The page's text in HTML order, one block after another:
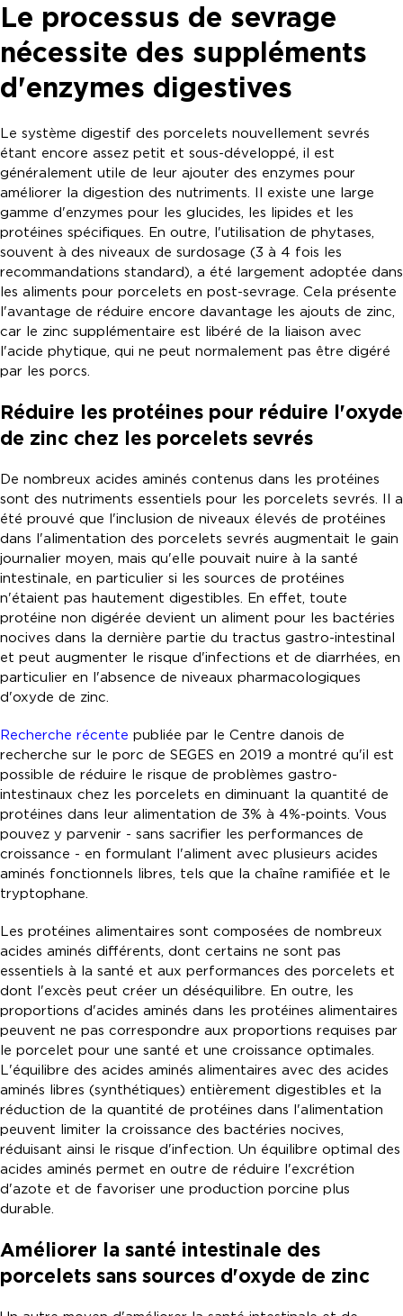
Le processus de sevrage
nécessite des suppléments
d'enzymes digestives
Le système digestif des porcelets nouvellement sevrés
étant encore assez petit et sous-développé, il est
généralement utile de leur ajouter des enzymes pour
améliorer la digestion des nutriments. Il existe une large
gamme d'enzymes pour les glucides, les lipides et les
protéines spécifiques. En outre, l'utilisation de phytases,
souvent à des niveaux de surdosage (3 à 4 fois les
recommandations standard), a été largement adoptée dans
les aliments pour porcelets en post-sevrage. Cela présente
l'avantage de réduire encore davantage les ajouts de zinc,
car le zinc supplémentaire est libéré de la liaison avec
l'acide phytique, qui ne peut normalement pas être digéré
par les porcs.
Réduire les protéines pour réduire l'oxyde
de zinc chez les porcelets sevrés
De nombreux acides aminés contenus dans les protéines
sont des nutriments essentiels pour les porcelets sevrés. Il a
été prouvé que l'inclusion de niveaux élevés de protéines
dans l'alimentation des porcelets sevrés augmentait le gain
journalier moyen, mais qu'elle pouvait nuire à la santé
intestinale, en particulier si les sources de protéines
n'étaient pas hautement digestibles. En effet, toute
protéine non digérée devient un aliment pour les bactéries
nocives dans la dernière partie du tractus gastro-intestinal
et peut augmenter le risque d'infections et de diarrhées, en
particulier en l'absence de niveaux pharmacologiques
d'oxyde de zinc.
Recherche récente publiée par le Centre danois de
recherche sur le porc de SEGES en 2019 a montré qu'il est
possible de réduire le risque de problèmes gastro-
intestinaux chez les porcelets en diminuant la quantité de
protéines dans leur alimentation de 3% à 4%-points. Vous
pouvez y parvenir - sans sacrifier les performances de
croissance - en formulant l'aliment avec plusieurs acides
aminés fonctionnels libres, tels que la chaîne ramifiée et le
tryptophane.
Les protéines alimentaires sont composées de nombreux
acides aminés différents, dont certains ne sont pas
essentiels à la santé et aux performances des porcelets et
dont l'excès peut créer un déséquilibre. En outre, les
proportions d'acides aminés dans les protéines alimentaires
peuvent ne pas correspondre aux proportions requises par
le porcelet pour une santé et une croissance optimales.
L'équilibre des acides aminés alimentaires avec des acides
aminés libres (synthétiques) entièrement digestibles et la
réduction de la quantité de protéines dans l'alimentation
peuvent limiter la croissance des bactéries nocives,
réduisant ainsi le risque d'infection. Un équilibre optimal des
acides aminés permet en outre de réduire l'excrétion
d'azote et de favoriser une production porcine plus
durable.
Améliorer la santé intestinale des
porcelets sans sources d'oxyde de zinc